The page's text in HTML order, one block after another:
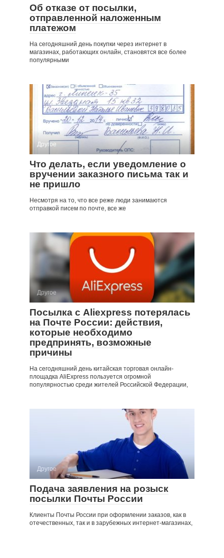
Об отказе от посылки,
отправленной наложенным
платежом
На сегодняшний день покупки через интернет в
магазинах, работающих онлайн, становятся все более
популярными
Другое
Что делать, если уведомление о
вручении заказного письма так и
не пришло
Несмотря на то, что все реже люди занимаются
отправкой писем по почте, все же
Другое
Посылка с Aliexpress потерялась
на Почте России: действия,
которые необходимо
предпринять, возможные
причины
На сегодняшний день китайская торговая онлайн-
площадка AliExpress пользуется огромной
популярностью среди жителей Российской Федерации,
Другое
Подача заявления на розыск
посылки Почты России
Клиенты Почты России при оформлении заказов, как в
отечественных, так и в зарубежных интернет-магазинах,